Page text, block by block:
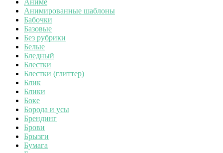
Анимированные шаблоны
Бабочки
Базовые
Без рубрики
Белые
Бледный
Блестки
Блестки (глиттер)
Блик
Блики
Боке
Борода и усы
Брендинг
Брови
Брызги
Бумага